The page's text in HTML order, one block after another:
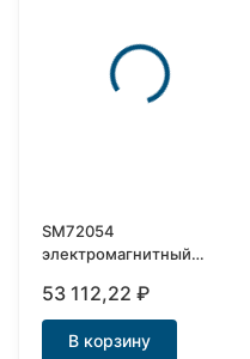
SM72054
электромагнитный
Ду40
53 112,22₽
В корзину